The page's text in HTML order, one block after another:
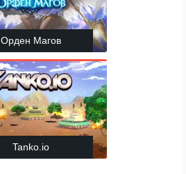
Орден Магов
Tanko.io